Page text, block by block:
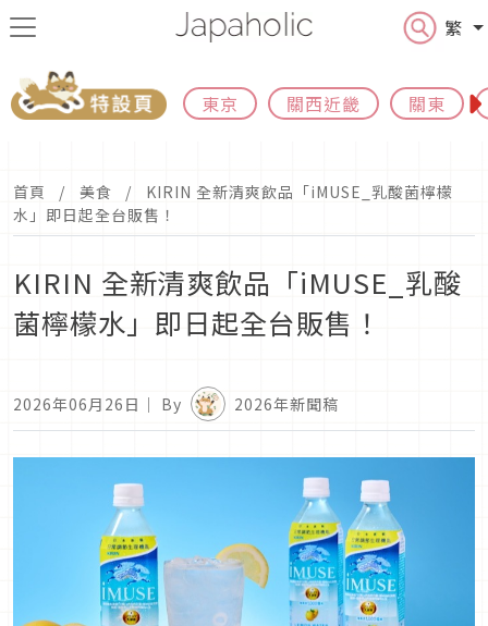
繁
東京 關西近畿 關東
首頁 美食
KIRIN 全新清爽飲品「iMUSE_乳酸菌檸檬
水」即日起全台販售！
KIRIN 全新清爽飲品「iMUSE_乳酸
菌檸檬水」即日起全台販售！
2026年06月26日 ｜ By 2026年新聞稿